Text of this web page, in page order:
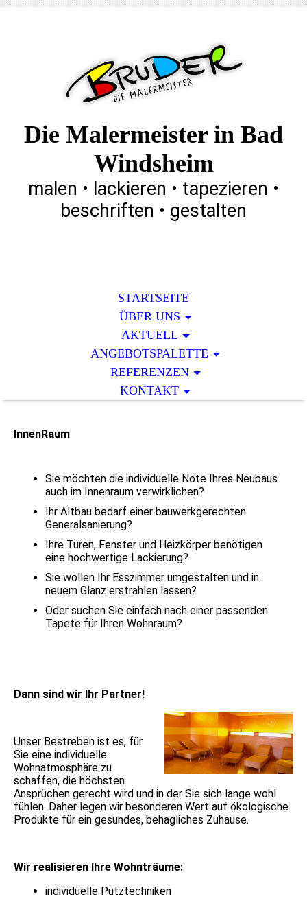
Die Malermeister in Bad
Windsheim
malen • lackieren • tapezieren •
beschriften • gestalten
STARTSEITE
ÜBER UNS
AKTUELL
ANGEBOTSPALETTE
REFERENZEN
KONTAKT
InnenRaum
Sie möchten die individuelle Note Ihres Neubaus
auch im Innenraum verwirklichen?
Ihr Altbau bedarf einer bauwerkgerechten
Generalsanierung?
Ihre Türen, Fenster und Heizkörper benötigen
eine hochwertige Lackierung?
Sie wollen Ihr Esszimmer umgestalten und in
neuem Glanz erstrahlen lassen?
Oder suchen Sie einfach nach einer passenden
Tapete für Ihren Wohnraum?
Dann sind wir Ihr Partner!
Unser Bestreben ist es, für
Sie eine individuelle
Wohnatmosphäre zu
schaffen, die höchsten
Ansprüchen gerecht wird und in der Sie sich lange wohl
fühlen. Daher legen wir besonderen Wert auf ökologische
Produkte für ein gesundes, behagliches Zuhause.
Wir realisieren Ihre Wohnträume:
individuelle Putztechniken